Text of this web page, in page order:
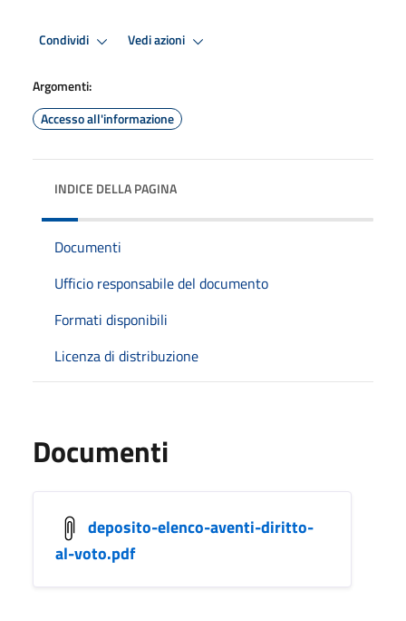
Condividi Vedi azioni
Argomenti:
Accesso all'informazione
INDICE DELLA PAGINA
Documenti
Ufficio responsabile del documento
Formati disponibili
Licenza di distribuzione
Documenti
deposito-elenco-aventi-diritto-
al-voto.pdf